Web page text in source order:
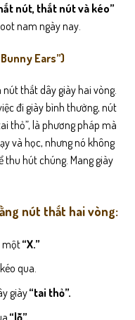
nút, thắt nút và kéo”
nam ngày nay.
Ears”)
thắt dây giày hai vòng.
đi giày bình thường, nút
thỏ”, là phương pháp mà
và học, nhưng nó không
thu hút chúng. Mang giày
nút thắt hai vòng:
một“X.”
qua.
giày“tai thỏ”.
“lỗ”.